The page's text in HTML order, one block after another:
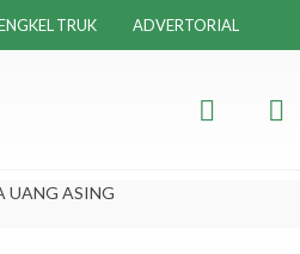
TRUK ADVERTORIAL
UANG ASING